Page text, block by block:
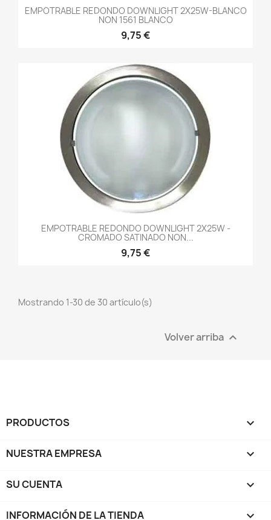
EMPOTRABLE REDONDO DOWNLIGHT 2X25W-BLANCO
NON 1561 BLANCO
9,75 €
EMPOTRABLE REDONDO DOWNLIGHT 2X25W -
CROMADO SATINADO NON...
9,75 €
Mostrando 1-30 de 30 artículo(s)
Volver arriba 
PRODUCTOS 
NUESTRA EMPRESA 
SU CUENTA 
INFORMACIÓN DE LA TIENDA keyboard_arrow_down